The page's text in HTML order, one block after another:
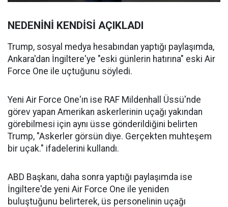
NEDENİNİ KENDİSİ AÇIKLADI
Trump, sosyal medya hesabından yaptığı paylaşımda,
Ankara'dan İngiltere'ye "eski günlerin hatırına" eski Air
Force One ile uçtuğunu söyledi.
Yeni Air Force One'ın ise RAF Mildenhall Üssü'nde
görev yapan Amerikan askerlerinin uçağı yakından
görebilmesi için aynı üsse gönderildiğini belirten
Trump, "Askerler görsün diye. Gerçekten muhteşem
bir uçak." ifadelerini kullandı.
ABD Başkanı, daha sonra yaptığı paylaşımda ise
İngiltere'de yeni Air Force One ile yeniden
buluştuğunu belirterek, üs personelinin uçağı